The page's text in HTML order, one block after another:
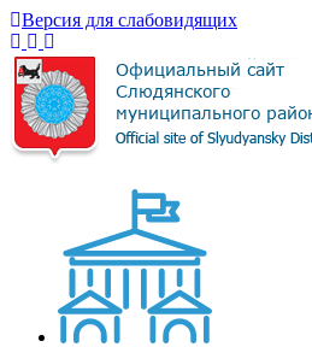
Версия для слабовидящих